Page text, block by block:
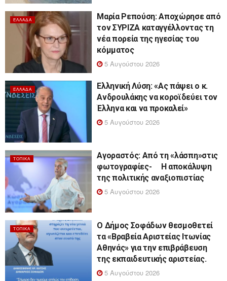
ΕΛΛΆΔΑ
Μαρία Ρεπούση: Αποχώρησε από
τον ΣΥΡΙΖΑ καταγγέλλοντας τη
νέα πορεία της ηγεσίας του
κόμματος
5 Αυγούστου 2026
ΕΛΛΆΔΑ
Ελληνική Λύση: «Ας πάψει ο κ.
Ανδρουλάκης να κοροϊδεύει τον
Έλληνα και να προκαλεί»
5 Αυγούστου 2026
ΤΟΠΙΚΆ
Αγοραστός: Από τη «λάσπη»στις
φωτογραφίες- Η αποκάλυψη
της πολιτικής αναξιοπιστίας
5 Αυγούστου 2026
ΤΟΠΙΚΆ
Ο Δήμος Σοφάδων θεσμοθετεί
τα «Βραβεία Αριστείας Ιτωνίας
Αθηνάς» για την επιβράβευση
της εκπαιδευτικής αριστείας.
5 Αυγούστου 2026